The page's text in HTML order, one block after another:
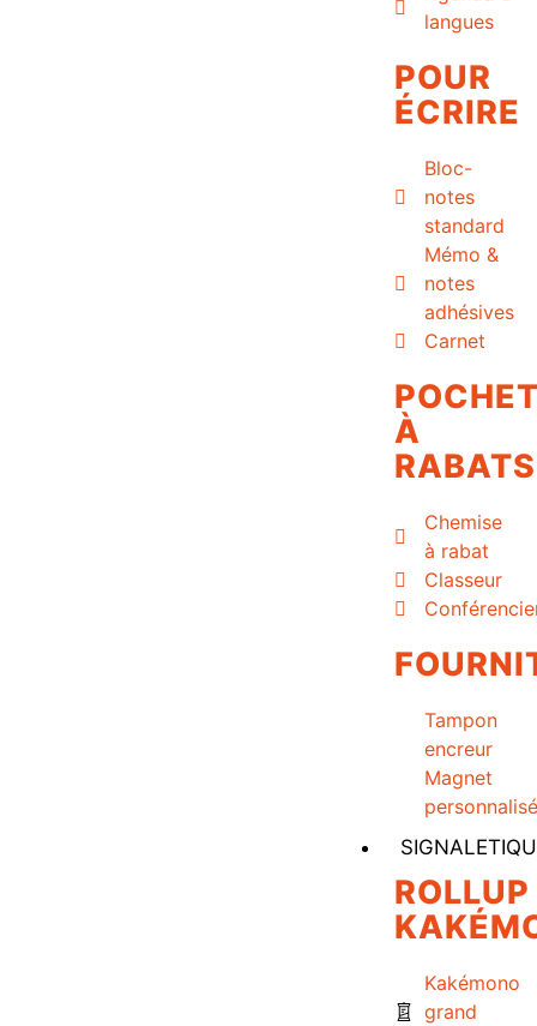
langues
POUR
ÉCRIRE
Bloc-
notes
standard
Mémo &
notes
adhésives
Carnet
À
RABATS
Chemise
à rabat
Classeur
Tampon
encreur
Magnet
personnalisé
ROLLUP
Kakémono
grand